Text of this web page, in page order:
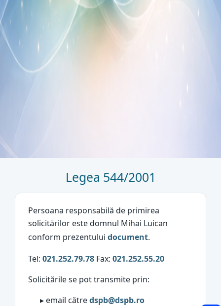
Legea 544/2001
Persoana responsabilă de primirea
solicitărilor este domnul Mihai Luican
conform prezentului document.
Tel: 021.252.79.78 Fax: 021.252.55.20
Solicitările se pot transmite prin:
▸ email cătredspb@dspb.ro